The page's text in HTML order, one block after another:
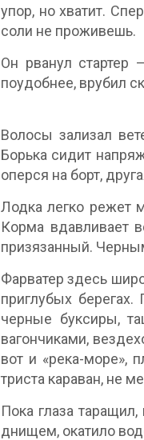
упор, но хватит.
соли не проживешь.
Он рванул стартер
поудобнее, врубил
Волосы зализал
Борька сидит
оперся на борт,
Лодка легко режет
Корма вдавливает
призязанный.
Фарватер здесь
приглубых
черные буксиры,
вагончиками,
вот и «река-море»,
триста караван, не
Пока глаза
днищем, окатило